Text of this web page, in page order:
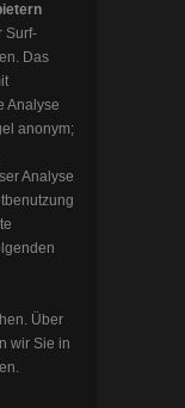
Surf-
Das
Analyse
anonym;
Analyse
Über
wir Sie in